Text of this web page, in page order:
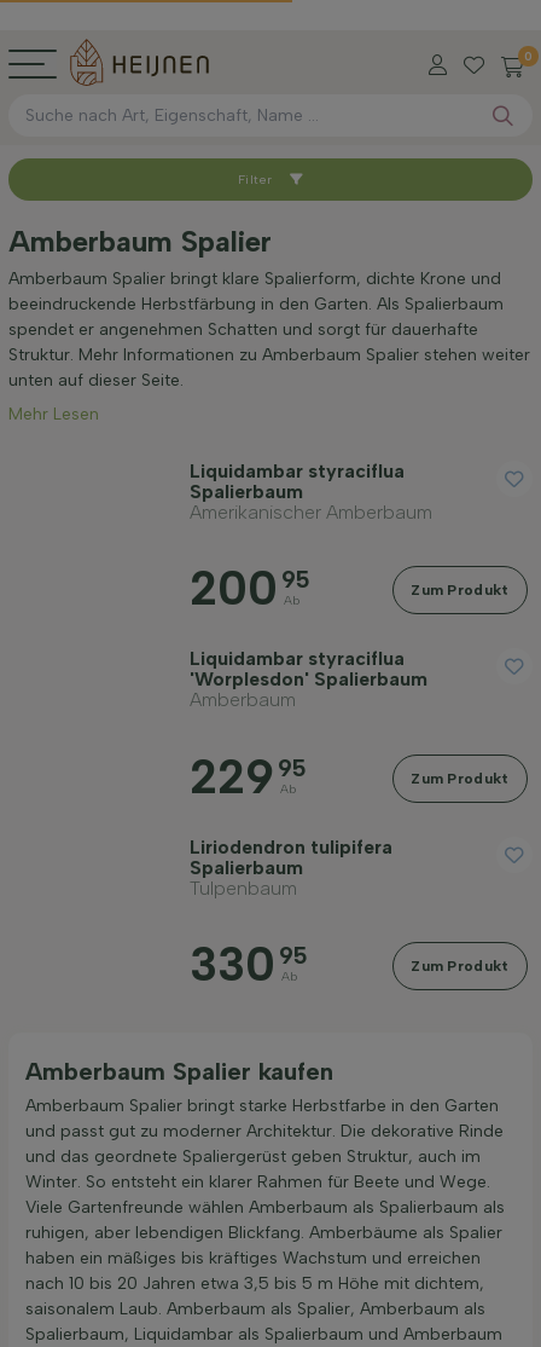
0
Sortieren nach
Verfügbar
Höhe bei Lieferung (cm)
Umfang des Stamms (cm)
Widerstandsfähigkeit
Herbstfarbe
Rinde/Bast
Filter
Amberbaum Spalier
Amberbaum Spalier bringt klare Spalierform, dichte Krone und
beeindruckende Herbstfärbung in den Garten. Als Spalierbaum
spendet er angenehmen Schatten und sorgt für dauerhafte
Struktur. Mehr Informationen zu Amberbaum Spalier stehen weiter
unten auf dieser Seite.
Mehr Lesen
Liquidambar styraciflua
Spalierbaum
Amerikanischer Amberbaum
200 95
Ab
Zum Produkt
Liquidambar styraciflua
'Worplesdon' Spalierbaum
Amberbaum
229 95
Ab
Zum Produkt
Liriodendron tulipifera
Spalierbaum
Tulpenbaum
330 95
Ab
Zum Produkt
Amberbaum Spalier kaufen
Amberbaum Spalier bringt starke Herbstfarbe in den Garten
und passt gut zu moderner Architektur. Die dekorative Rinde
und das geordnete Spaliergerüst geben Struktur, auch im
Winter. So entsteht ein klarer Rahmen für Beete und Wege.
Viele Gartenfreunde wählen Amberbaum als Spalierbaum als
ruhigen, aber lebendigen Blickfang. Amberbäume als Spalier
haben ein mäßiges bis kräftiges Wachstum und erreichen
nach 10 bis 20 Jahren etwa 3,5 bis 5 m Höhe mit dichtem,
saisonalem Laub. Amberbaum als Spalier, Amberbaum als
Spalierbaum, Liquidambar als Spalierbaum und Amberbaum